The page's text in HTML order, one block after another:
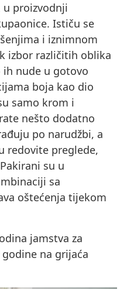
u proizvodnji
Ističu se
i iznimnom
izbor različitih oblika
nude u gotovo
boja kao dio
samo krom i
nešto dodatno
po narudžbi, a
redovite preglede,
su u
sa
oštećenja tijekom
jamstva za
na grijaća